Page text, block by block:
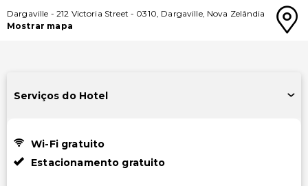
Dargaville - 212 Victoria Street - 0310, Dargaville, Nova Zelândia
Mostrar mapa
Serviços do Hotel
Wi-Fi gratuito
Estacionamento gratuito